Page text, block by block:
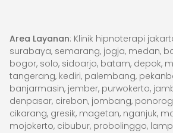
Area Layanan: Klinik hipnoterapi
surabaya, semarang, jogja, medan,
bogor, solo, sidoarjo, batam, depok,
tangerang, kediri, palembang,
banjarmasin, jember, purwokerto,
denpasar, cirebon, jombang,
cikarang, gresik, magetan, nganjuk,
mojokerto, cibubur, probolinggo,